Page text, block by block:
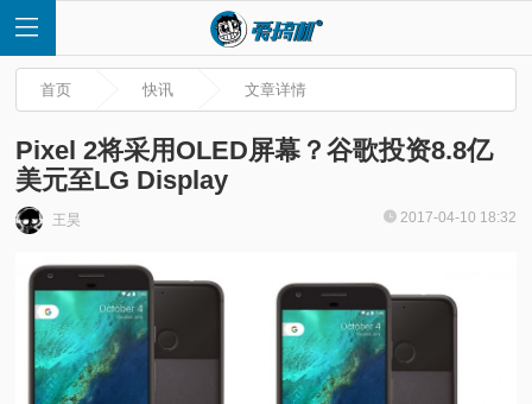
首
页
首页 快讯 文章详情
Pixel 2将采用OLED屏幕？谷歌投资8.8亿
美元至LG Display
王昊 2017-04-10 18:32